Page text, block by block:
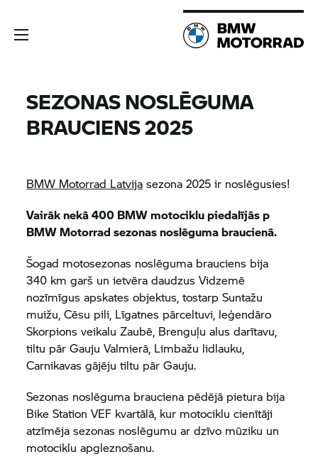
SEZONAS NOSLĒGUMA
BRAUCIENS 2025
BMW Motorrad Latvija sezona 2025 ir noslēgusies!
Vairāk nekā 400 BMW motociklu piedalījās p
BMW Motorrad sezonas noslēguma braucienā.
Šogad motosezonas noslēguma brauciens bija
340 km garš un ietvēra daudzus Vidzemē
nozīmīgus apskates objektus, tostarp Suntažu
muižu, Cēsu pili, Līgatnes pārceltuvi, leģendāro
Skorpions veikalu Zaubē, Brenguļu alus darītavu,
tiltu pār Gauju Valmierā, Limbažu lidlauku,
Carnikavas gājēju tiltu pār Gauju.
Sezonas noslēguma brauciena pēdējā pietura bija
Bike Station VEF kvartālā, kur motociklu cienītāji
atzīmēja sezonas noslēgumu ar dzīvo mūziku un
motociklu apgleznošanu.